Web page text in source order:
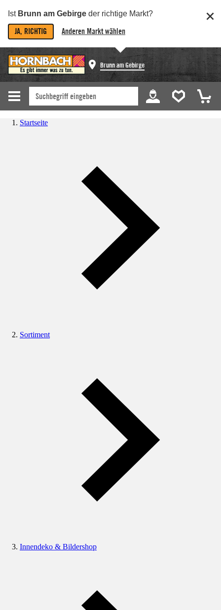
Ist Brunn am Gebirge der richtige Markt?
JA, RICHTIG Anderen Markt wählen
Brunn am Gebirge
Startseite
Sortiment
Innendeko & Bildershop